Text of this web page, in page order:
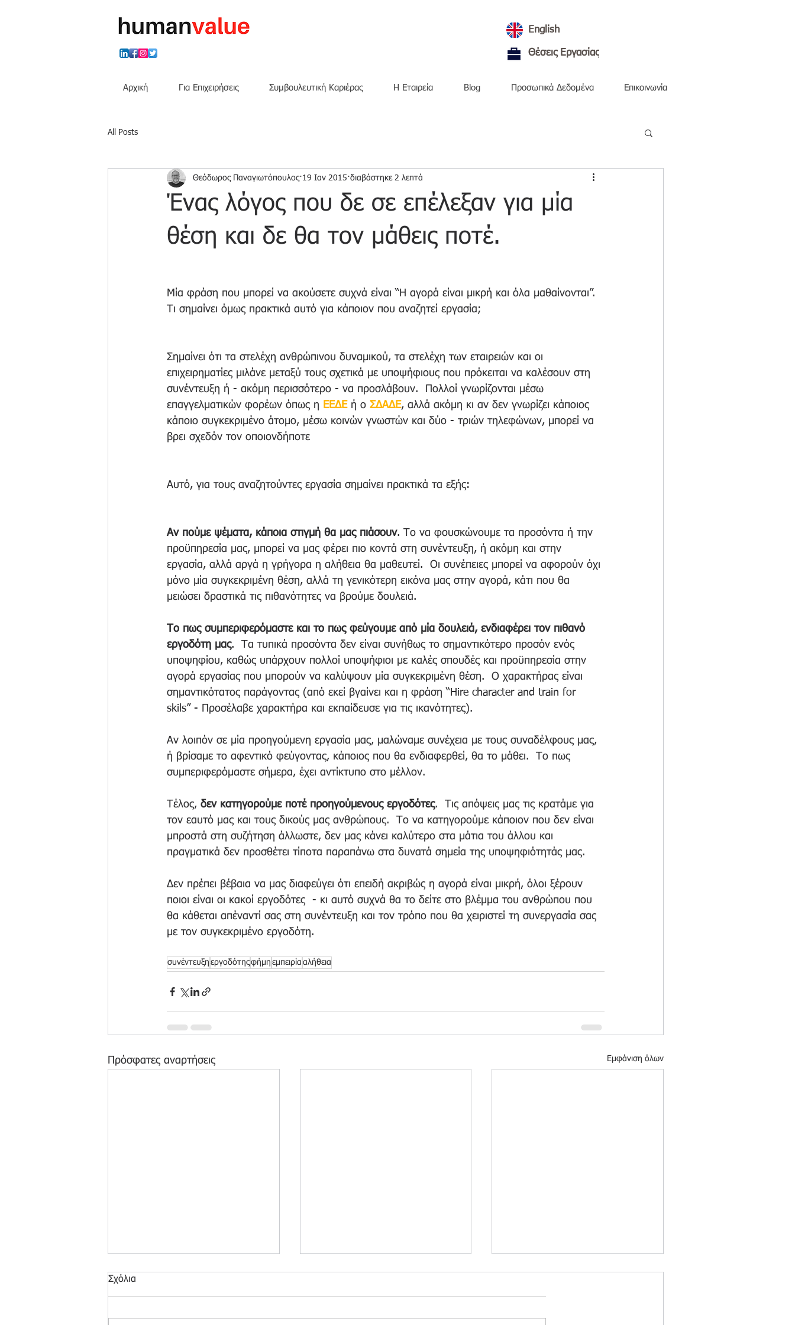
English
Θέσεις Εργασίας
Αρχική Για Επιχειρήσεις Συμβουλευτική Καριέρας H Εταιρεία Blog Προσωπικά Δεδομένα Επικοινωνία
All Posts
Ένας λόγος που δε σε επέλεξαν για μία
θέση και δε θα τον μάθεις ποτέ.
Θεόδωρος Παναγιωτόπουλος 19 Ιαν 2015 διαβάστηκε 2 λεπτά
Μία φράση που μπορεί να ακούσετε συχνά είναι “Η αγορά είναι μικρή και όλα μαθαίνονται”.
Τι σημαίνει όμως πρακτικά αυτό για κάποιον που αναζητεί εργασία;
Σημαίνει ότι τα στελέχη ανθρώπινου δυναμικού, τα στελέχη των εταιρειών και οι
επιχειρηματίες μιλάνε μεταξύ τους σχετικά με υποψήφιους που πρόκειται να καλέσουν στη
συνέντευξη ή - ακόμη περισσότερο - να προσλάβουν.  Πολλοί γνωρίζονται μέσω
επαγγελματικών φορέων όπως η ΕΕΔΕ ή ο ΣΔΑΔΕ, αλλά ακόμη κι αν δεν γνωρίζει κάποιος
κάποιο συγκεκριμένο άτομο, μέσω κοινών γνωστών και δύο - τριών τηλεφώνων, μπορεί να
βρει σχεδόν τον οποιονδήποτε
Αυτό, για τους αναζητούντες εργασία σημαίνει πρακτικά τα εξής:
Αν πούμε ψέματα, κάποια στιγμή θα μας πιάσουν. Το να φουσκώνουμε τα προσόντα ή την
προϋπηρεσία μας, μπορεί να μας φέρει πιο κοντά στη συνέντευξη, ή ακόμη και στην
εργασία, αλλά αργά η γρήγορα η αλήθεια θα μαθευτεί.  Οι συνέπειες μπορεί να αφορούν όχι
μόνο μία συγκεκριμένη θέση, αλλά τη γενικότερη εικόνα μας στην αγορά, κάτι που θα
μειώσει δραστικά τις πιθανότητες να βρούμε δουλειά.
Το πως συμπεριφερόμαστε και το πως φεύγουμε από μία δουλειά, ενδιαφέρει τον πιθανό
εργοδότη μας.  Τα τυπικά προσόντα δεν είναι συνήθως το σημαντικότερο προσόν ενός
υποψηφίου, καθώς υπάρχουν πολλοί υποψήφιοι με καλές σπουδές και προϋπηρεσία στην
αγορά εργασίας που μπορούν να καλύψουν μία συγκεκριμένη θέση.  Ο χαρακτήρας είναι
σημαντικότατος παράγοντας (από εκεί βγαίνει και η φράση “Hire character and train for
skils” - Προσέλαβε χαρακτήρα και εκπαίδευσε για τις ικανότητες).
Αν λοιπόν σε μία προηγούμενη εργασία μας, μαλώναμε συνέχεια με τους συναδέλφους μας,
ή βρίσαμε το αφεντικό φεύγοντας, κάποιος που θα ενδιαφερθεί, θα το μάθει.  Το πως
συμπεριφερόμαστε σήμερα, έχει αντίκτυπο στο μέλλον.
Τέλος, δεν κατηγορούμε ποτέ προηγούμενους εργοδότες.  Τις απόψεις μας τις κρατάμε για
τον εαυτό μας και τους δικούς μας ανθρώπους.  Το να κατηγορούμε κάποιον που δεν είναι
μπροστά στη συζήτηση άλλωστε, δεν μας κάνει καλύτερο στα μάτια του άλλου και
πραγματικά δεν προσθέτει τίποτα παραπάνω στα δυνατά σημεία της υποψηφιότητάς μας.
Δεν πρέπει βέβαια να μας διαφεύγει ότι επειδή ακριβώς η αγορά είναι μικρή, όλοι ξέρουν
ποιοι είναι οι κακοί εργοδότες  - κι αυτό συχνά θα το δείτε στο βλέμμα του ανθρώπου που
θα κάθεται απέναντί σας στη συνέντευξη και τον τρόπο που θα χειριστεί τη συνεργασία σας
με τον συγκεκριμένο εργοδότη.
συνέντευξη εργοδότηςφήμη εμπειρία αλήθεια
Πρόσφατες αναρτήσεις Εμφάνιση όλων
Σχόλια